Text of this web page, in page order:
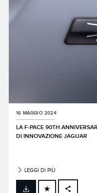
16 MAGGIO 2024
LA F‑PACE 90TH
DI INNOVAZIONE JAGUAR
LEGGI DI PIÙ